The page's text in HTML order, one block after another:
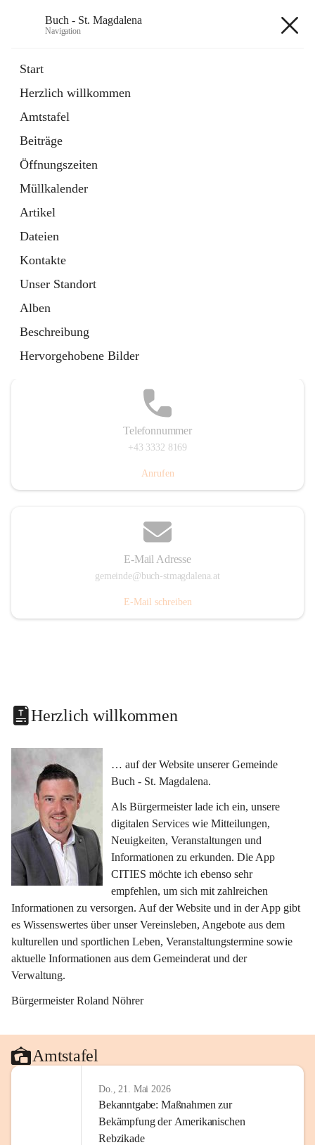
Buch - St. Magdalena
Navigation
Start
Herzlich willkommen
Amtstafel
Beiträge
Öffnungszeiten
Müllkalender
Artikel
Dateien
Kontakte
Unser Standort
Alben
Beschreibung
Hervorgehobene Bilder
11 Schnellzugriffe
Bürgerservice
10 Schnellzugriffe
Telefonnummer
+43 3332 8169
Anrufen
E-Mail Adresse
gemeinde@buch-stmagdalena.at
E-Mail schreiben
Herzlich willkommen
… auf der Website unserer Gemeinde
Buch - St. Magdalena.
Als Bürgermeister lade ich ein, unsere
digitalen Services wie Mitteilungen,
Neuigkeiten, Veranstaltungen und
Informationen zu erkunden. Die App
CITIES möchte ich ebenso sehr
empfehlen, um sich mit zahlreichen
Informationen zu versorgen. Auf der Website und in der App gibt
es Wissenswertes über unser Vereinsleben, Angebote aus dem
kulturellen und sportlichen Leben, Veranstaltungstermine sowie
aktuelle Informationen aus dem Gemeinderat und der
Verwaltung.
Bürgermeister Roland Nöhrer
Amtstafel
Do., 21. Mai 2026
Bekanntgabe: Maßnahmen zur
Bekämpfung der Amerikanischen
Rebzikade